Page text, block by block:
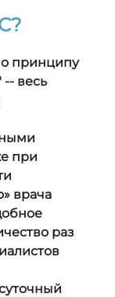
принципу
весь
при
врача
раз